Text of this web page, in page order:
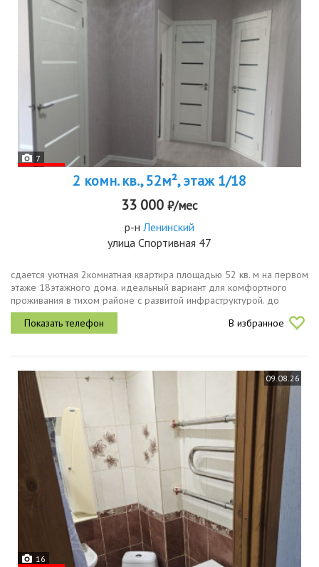
7
2 комн. кв., 52м², этаж 1/18
33 000 ₽/мес
р-н Ленинский
улица Спортивная 47
сдается уютная 2комнатная квартира площадью 52 кв. м на первом
этаже 18этажного дома. идеальный вариант для комфортного
проживания в тихом районе с развитой инфраструктурой. до
метро можно добраться на автомобиле за 20 минут.в квартире
недавно...
В избранное
09.08.26
16